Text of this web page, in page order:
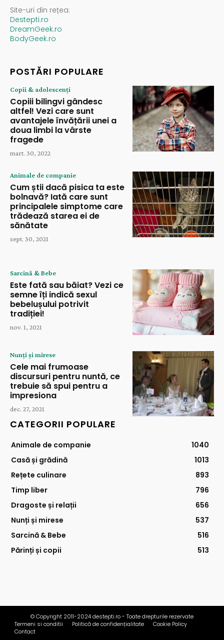
Site-uri din rețea:
Destepti.ro
DreamGeek.ro
BodyGeek.ro
POSTĂRI POPULARE
Copii & adolescenți
Copiii bilingvi gândesc
altfel! Vezi care sunt
avantajele învățării unei a
doua limbi la vârste
fragede
mart. 30, 2022
Animale de companie
Cum știi dacă pisica ta este
bolnavă? Iată care sunt
principalele simptome care
trădează starea ei de
sănătate
sept. 30, 2021
Sarcină & Bebe
Este fată sau băiat? Vezi ce
semne îți indică sexul
bebelușului potrivit
tradiției!
nov. 1, 2021
Nunți și mirese
Cele mai frumoase
discursuri pentru nuntă, ce
trebuie să spui pentru a
impresiona
dec. 27, 2021
CATEGORII POPULARE
Animale de companie
1040
Casă și grădină
1013
Rețete culinare
893
Timp liber
796
Dragoste și relații
656
Nunți și mirese
537
Sarcină & Bebe
516
Părinți și copii
513
© Copyright 2011-2024 destepti.ro - Toate drepturile rezervate
Termeni si conditii
Politică de confidențialitate
Cookie Policy
Contact